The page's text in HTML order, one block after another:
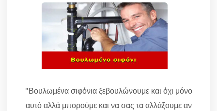
"Βουλωμένα σιφόνια ξεβουλώνουμε και όχι μόνο
αυτό αλλά μπορούμε και να σας τα αλλάξουμε αν